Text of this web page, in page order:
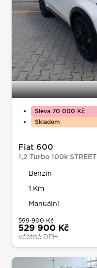
Sleva 70 000 Kč
Skladem
Fiat 600
1,2 Turbo 100k STREET
Benzín
1 Km
Manuální
599 900 Kč
529 900 Kč
včetně DPH